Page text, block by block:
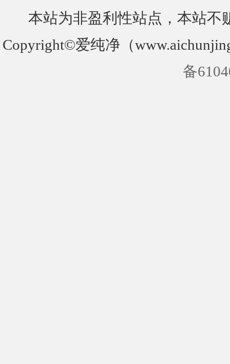
本站为非盈利性站点，本站不
Copyright©爱纯净（
备